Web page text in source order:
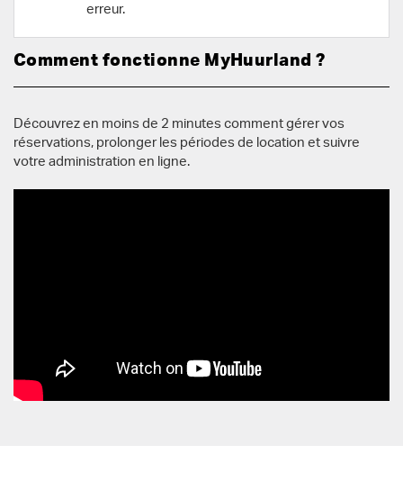
erreur.
Comment fonctionne MyHuurland ?
Découvrez en moins de 2 minutes comment gérer vos
réservations, prolonger les périodes de location et suivre
votre administration en ligne.